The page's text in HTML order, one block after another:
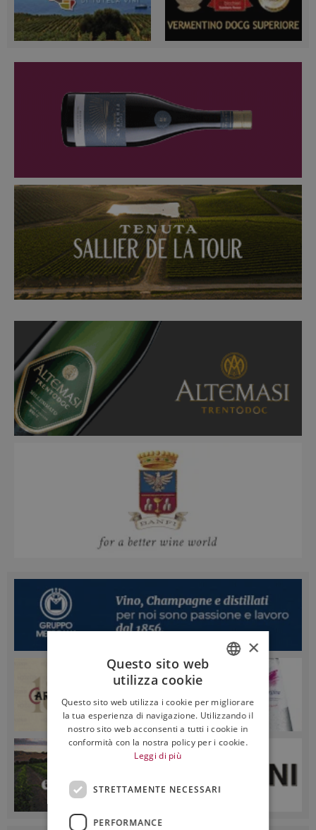
ENGLISH
×
Questo sito web
utilizza cookie
Questo sito web utilizza i cookie per migliorare
la tua esperienza di navigazione. Utilizzando il
nostro sito web acconsenti a tutti i cookie in
conformità con la nostra policy per i cookie.
Leggi di più
STRETTAMENTE NECESSARI
PERFORMANCE